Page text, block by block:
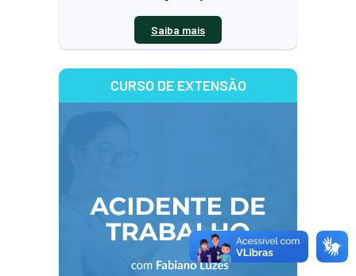
Saiba mais
CURSO DE EXTENSÃO